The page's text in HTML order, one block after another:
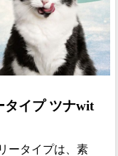
タイプ ツナwit
ータイプは、素